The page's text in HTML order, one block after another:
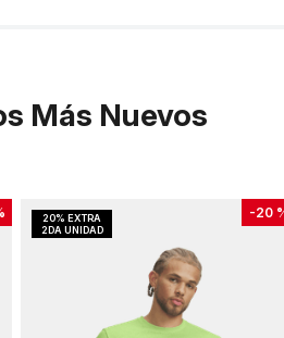
Más Nuevos
-20